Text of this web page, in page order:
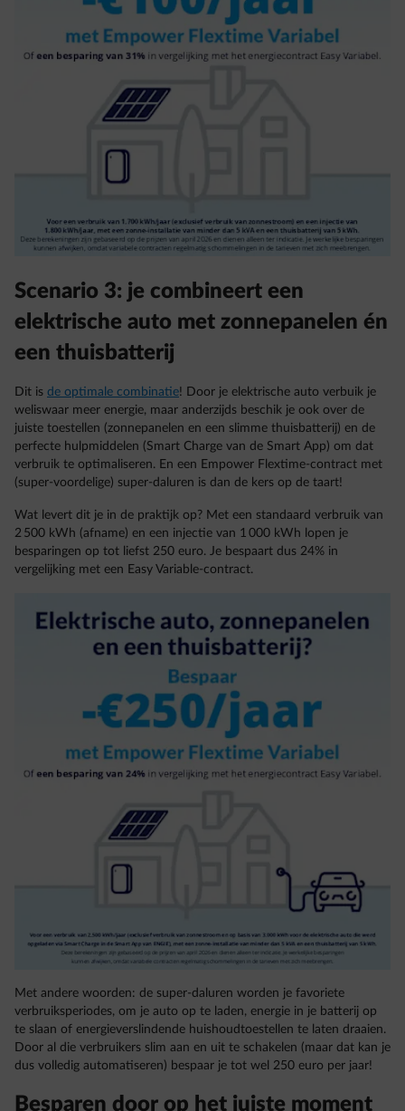
Scenario 3: je combineert een
elektrische auto met zonnepanelen én
een thuisbatterij
Dit is de optimale combinatie! Door je elektrische auto verbuik je
weliswaar meer energie, maar anderzijds beschik je ook over de
juiste toestellen (zonnepanelen en een slimme thuisbatterij) en de
perfecte hulpmiddelen (Smart Charge van de Smart App) om dat
verbruik te optimaliseren. En een Empower Flextime-contract met
(super-voordelige) super-daluren is dan de kers op de taart!
Wat levert dit je in de praktijk op? Met een standaard verbruik van
2 500 kWh (afname) en een injectie van 1 000 kWh lopen je
besparingen op tot liefst 250 euro. Je bespaart dus 24% in
vergelijking met een Easy Variable-contract.
Met andere woorden: de super-daluren worden je favoriete
verbruiksperiodes, om je auto op te laden, energie in je batterij op
te slaan of energieverslindende huishoudtoestellen te laten draaien.
Door al die verbruikers slim aan en uit te schakelen (maar dat kan je
dus volledig automatiseren) bespaar je tot wel 250 euro per jaar!
Besparen door op het juiste moment